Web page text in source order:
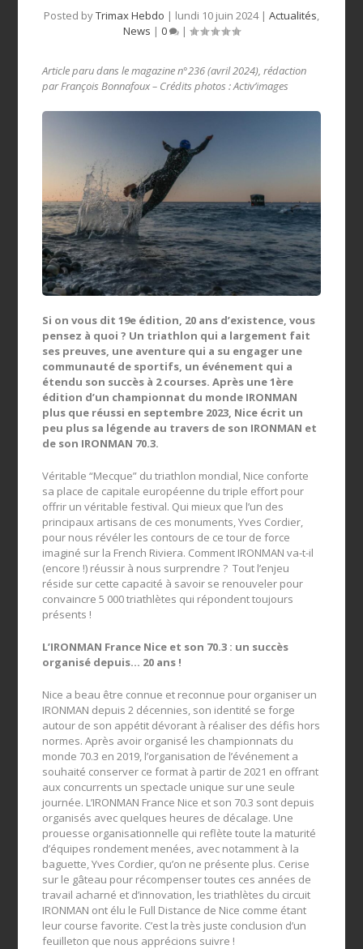
Posted byTrimax Hebdo | lundi 10 juin 2024| Actualités,
News | 0 |
Article paru dans le magazine n°236 (avril 2024), rédaction
par François Bonnafoux – Crédits photos : Activ’images
Si on vous dit 19e édition, 20 ans d’existence, vous
pensez à quoi ? Un triathlon qui a largement fait
ses preuves, une aventure qui a su engager une
communauté de sportifs, un événement qui a
étendu son succès à 2 courses. Après une 1ère
édition d’un championnat du monde IRONMAN
plus que réussi en septembre 2023, Nice écrit un
peu plus sa légende au travers de son IRONMAN et
de son IRONMAN 70.3.
Véritable “Mecque” du triathlon mondial, Nice conforte
sa place de capitale européenne du triple effort pour
offrir un véritable festival. Qui mieux que l’un des
principaux artisans de ces monuments, Yves Cordier,
pour nous révéler les contours de ce tour de force
imaginé sur la French Riviera. Comment IRONMAN va-t-il
(encore !) réussir à nous surprendre ? Tout l’enjeu
réside sur cette capacité à savoir se renouveler pour
convaincre 5 000 triathlètes qui répondent toujours
présents !
L’IRONMAN France Nice et son 70.3 : un succès
organisé depuis… 20 ans !
Nice a beau être connue et reconnue pour organiser un
IRONMAN depuis 2 décennies, son identité se forge
autour de son appétit dévorant à réaliser des défis hors
normes. Après avoir organisé les championnats du
monde 70.3 en 2019, l’organisation de l’événement a
souhaité conserver ce format à partir de 2021 en offrant
aux concurrents un spectacle unique sur une seule
journée. L’IRONMAN France Nice et son 70.3 sont depuis
organisés avec quelques heures de décalage. Une
prouesse organisationnelle qui reflète toute la maturité
d’équipes rondement menées, avec notamment à la
baguette, Yves Cordier, qu’on ne présente plus. Cerise
sur le gâteau pour récompenser toutes ces années de
travail acharné et d’innovation, les triathlètes du circuit
IRONMAN ont élu le Full Distance de Nice comme étant
leur course favorite. C’est la très juste conclusion d’un
feuilleton que nous apprécions suivre !